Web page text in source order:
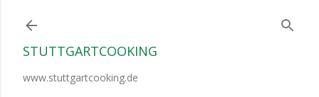
STUTTGARTCOOKING
www.stuttgartcooking.de